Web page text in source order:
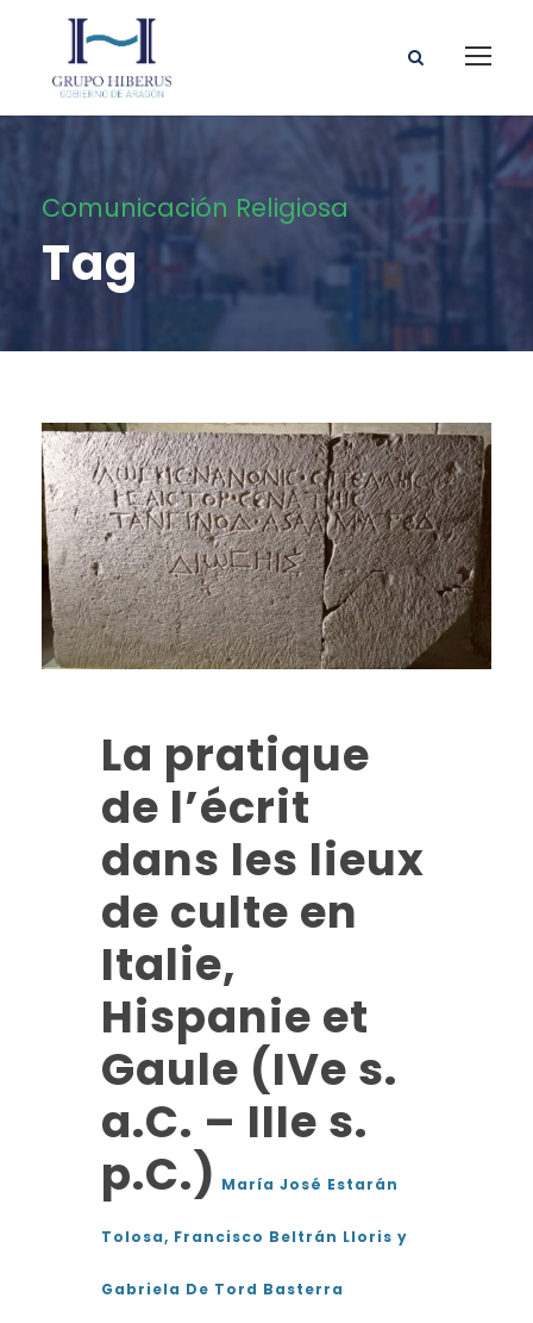
Comunicación Religiosa
Tag
La pratique
de l’écrit
dans les lieux
de culte en
Italie,
Hispanie et
Gaule (IVe s.
a.C. – IIIe s.
p.C.) María José Estarán
Tolosa, Francisco Beltrán Lloris y
Gabriela De Tord Basterra